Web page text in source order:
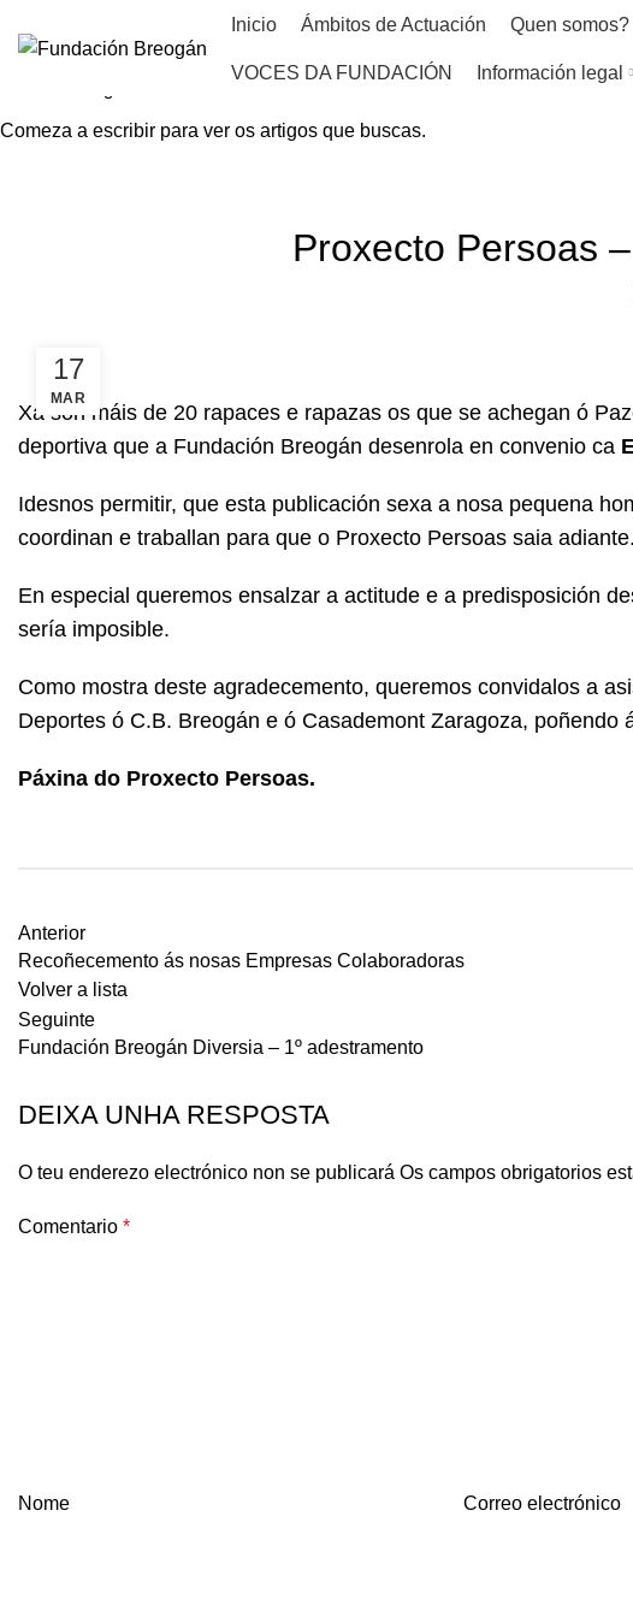
Inicio Ámbitos de Actuación Quen somos?
VOCES DA FUNDACIÓN Información legal
Proxecto Persoas
17
MAR
Xa son máis de 20 rapaces e rapazas os que se achegan ó
deportiva que a Fundación Breogán desenrola en convenio ca
Idesnos permitir, que esta publicación sexa a nosa pequena
coordinan e traballan para que o Proxecto Persoas saia adiante.
En especial queremos ensalzar a actitude e a predisposición
sería imposible.
Como mostra deste agradecemento, queremos convidalos a
Deportes ó C.B. Breogán e ó Casademont Zaragoza, poñendo
Páxina do Proxecto Persoas.
Anterior
Recoñecemento ás nosas Empresas Colaboradoras
Volver a lista
Seguinte
Fundación Breogán Diversia – 1º adestramento
DEIXA UNHA RESPOSTA
O teu enderezo electrónico non se publicará Os campos obrigatorios
Comentario *
Nome Correo electrónico
Comeza a escribir para ver os artigos que buscas.